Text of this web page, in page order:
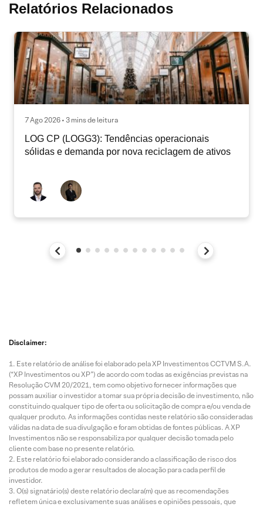
Relatórios Relacionados
7 Ago 2026 • 3 mins de leitura
LOG CP (LOGG3): Tendências operacionais
sólidas e demanda por nova reciclagem de ativos
Disclaimer:
Este relatório de análise foi elaborado pela XP Investimentos CCTVM S.A.
(“XP Investimentos ou XP”) de acordo com todas as exigências previstas na
Resolução CVM 20/2021, tem como objetivo fornecer informações que
possam auxiliar o investidor a tomar sua própria decisão de investimento, não
constituindo qualquer tipo de oferta ou solicitação de compra e/ou venda de
qualquer produto. As informações contidas neste relatório são consideradas
válidas na data de sua divulgação e foram obtidas de fontes públicas. A XP
Investimentos não se responsabiliza por qualquer decisão tomada pelo
cliente com base no presente relatório.
Este relatório foi elaborado considerando a classificação de risco dos
produtos de modo a gerar resultados de alocação para cada perfil de
investidor.
O(s) signatário(s) deste relatório declara(m) que as recomendações
refletem única e exclusivamente suas análises e opiniões pessoais, que